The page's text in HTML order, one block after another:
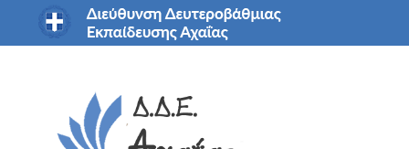
Μετάβαση